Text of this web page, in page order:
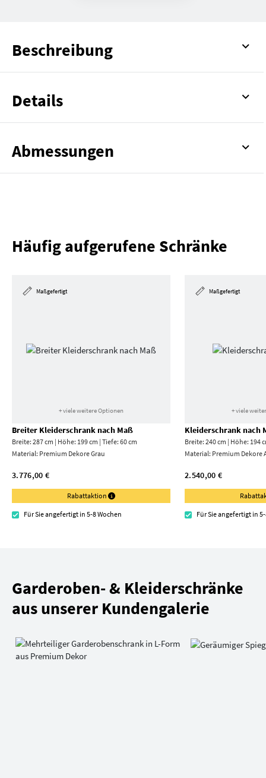
Beschreibung
Details
Abmessungen
Häufig aufgerufene Schränke
Maßgefertigt
+ viele weitere Optionen
Breiter Kleiderschrank nach Maß
Breite: 287 cm | Höhe: 199 cm | Tiefe: 60 cm
Material: Premium Dekore Grau
3.776,00 €
Rabattaktion
Für Sie angefertigt in 5-8 Wochen
Maßgefertigt
+ viele
Kleiderschrank nach
Breite: 240 cm | Höhe: 194
Material: Premium Dekore
2.540,00 €
Für Sie angefertigt in
Garderoben- & Kleiderschränke
aus unserer Kundengalerie